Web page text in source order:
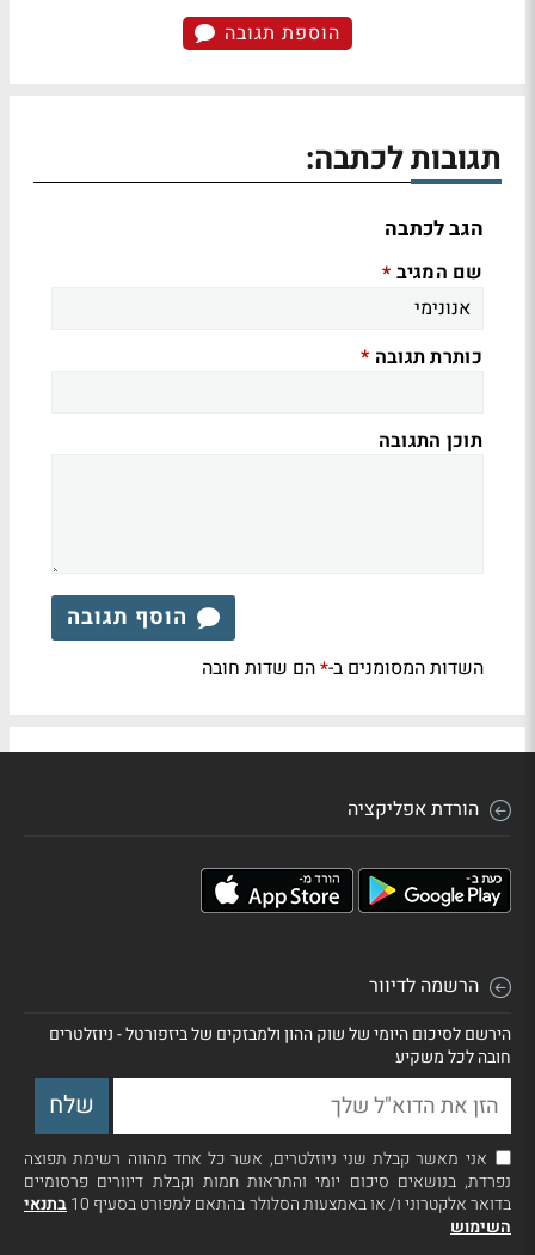
הוספת תגובה
תגובות לכתבה:
הגב לכתבה
שם המגיב *
כותרת תגובה *
תוכן התגובה
הוסף תגובה
השדות המסומנים ב-*הם שדות חובה
הורדת אפליקציה
הרשמה לדיוור
הירשם לסיכום היומי של שוק ההון ולמבזקים של ביזפורטל - ניוזלטרים
חובה לכל משקיע
אני מאשר קבלת שני ניוזלטרים, אשר כל אחד מהווה רשימת תפוצה
נפרדת, בנושאים סיכום יומי והתראות חמות וקבלת דיוורים פרסומיים
בדואר אלקטרוני ו/ או באמצעות הסלולר בהתאם למפורט בסעיף 10
בתנאי
השימוש